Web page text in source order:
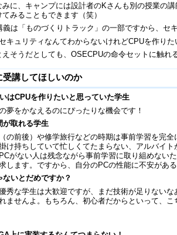
みに、キャンプには設計者のKさんも別の授業の
てみることもできます（笑）
義は「ものづくりトラック」の一部ですから、セ
キュリティなんてわからないけれどCPUを作り
えそうだとしても、OSECPUの命令セットに触れ
受講してほしいのか
はCPUを作りたいと思っていた学生
夢をかなえるのにぴったりな機会です！
が取れる学生
の前後）や修学旅行などの時期は事前学習を完
け持ちしていて忙しくてたまらない、アルバイ
がない人は残念ながら事前学習に取り組めない
します。ですから、自分のPCの性能に不安があ
いとだめですか？
秀な学生は大歓迎ですが、まだ技術が足りない
ませんよ。もちろん、初心者だからといって、